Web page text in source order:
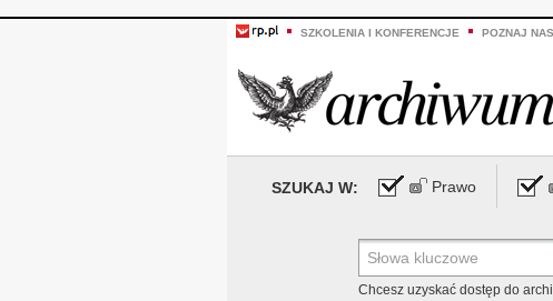
SZKOLENIA I KONFERENCJE POZNAJ
SZUKAJ W: Prawo
Chcesz uzyskać dostęp do